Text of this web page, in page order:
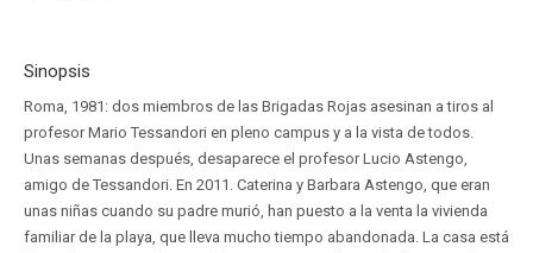
Sinopsis
Roma, 1981: dos miembros de las Brigadas Rojas asesinan a tiros al
profesor Mario Tessandori en pleno campus y a la vista de todos.
Unas semanas después, desaparece el profesor Lucio Astengo,
amigo de Tessandori. En 2011. Caterina y Barbara Astengo, que eran
unas niñas cuando su padre murió, han puesto a la venta la vivienda
familiar de la playa, que lleva mucho tiempo abandonada. La casa está